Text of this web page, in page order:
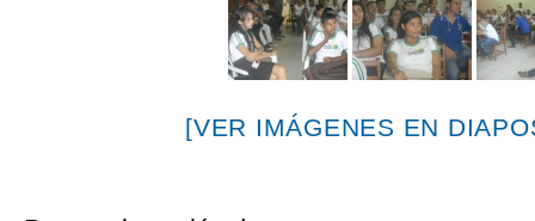
[VER IMÁGENES EN